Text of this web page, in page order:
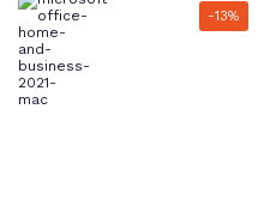
-13%